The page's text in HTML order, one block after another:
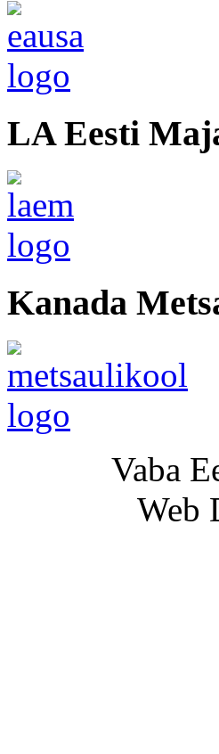
LA Eesti
Kanada
Vaba
Web